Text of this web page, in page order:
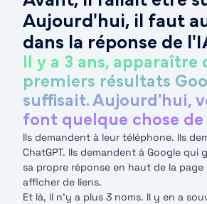
Aujourd'hui, il faut
dans la réponse de
Il y a 3 ans, apparaître
premiers résultats
suffisait. Aujourd'hui,
font quelque chose
Ils demandent à leur téléphone. Ils
ChatGPT. Ils demandent à Google qui
sa propre réponse en haut de la
afficher de liens.
Et là, il n’y a plus 3 noms. Il y en a